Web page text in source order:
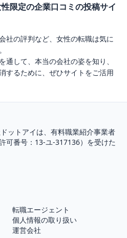
限定の企業口コミの投稿サイ
社の評判など、女性の転職は気に
して、本当の会社の姿を知り、
するために、ぜひサイトをご活用
ットアイは、 有料職業紹介事業者
可番号：13-ユ-317136）を受けた
転職エージェント
個人情報の取り扱い
運営会社